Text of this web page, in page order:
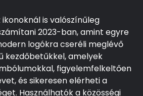
is valószínűleg
2023-ban, amint egyre
logókra cseréli meglévő
kezdőbetűkkel, amelyek
figyelemfelkeltően
és sikeresen elérheti a
Használhatók a közösségi